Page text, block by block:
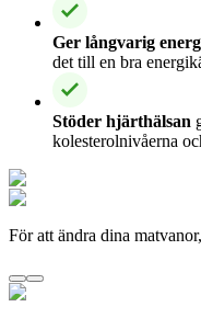
Ger långvarig
det till en bra
Stöder hjärthälsan
kolesterolnivåerna
För att ändra dina